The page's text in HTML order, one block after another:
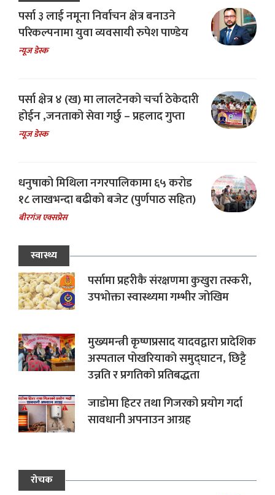
पर्सा ३ लाई नमूना निर्वाचन क्षेत्र बनाउने
परिकल्पनामा युवा व्यवसायी रुपेश पाण्डेय
न्यूज डेस्क
पर्सा क्षेत्र ४ (ख) मा लालटेनको चर्चा ठेकेदारी
होईन ,जनताको सेवा गर्छु – प्रहलाद गुप्ता
न्यूज डेस्क
धनुषाको मिथिला नगरपालिकामा ६५ करोड
१८ लाखभन्दा बढीको बजेट (पुर्णपाठ सहित)
बीरगंज एक्सप्रेस
स्वास्थ्य
पर्सामा प्रहरीकै संरक्षणमा कुखुरा तस्करी,
उपभोक्ता स्वास्थ्यमा गम्भीर जोखिम
मुख्यमन्त्री कृष्णप्रसाद यादवद्वारा प्रादेशिक
अस्पताल पोखरियाको समुद्घाटन, छिट्टै
उन्नति र प्रगतिको प्रतिबद्धता
जाडोमा हिटर तथा गिजरको प्रयोग गर्दा
सावधानी अपनाउन आग्रह
रोचक